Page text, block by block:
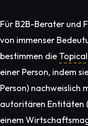
Für B2B-Berater und
von immenser
bestimmen die
einer Person, indem
Person) nachweislich
autoritären Entitäten
einem